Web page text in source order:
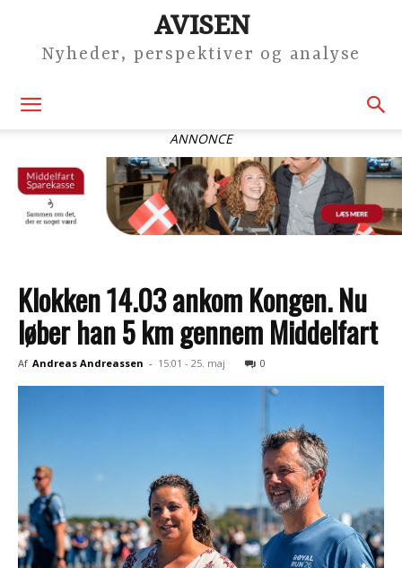
AVISEN
Nyheder, perspektiver og analyse
ANNONCE
Klokken 14.03 ankom Kongen. Nu
løber han 5 km gennem Middelfart
Af Andreas Andreassen - 15:01 - 25. maj 0